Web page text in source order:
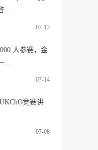
...
07-13
人参赛，金
07-14
竞赛讲
07-08